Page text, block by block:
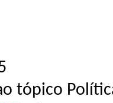
tópico